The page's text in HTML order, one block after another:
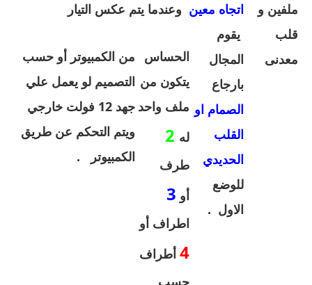
ملفين و
قلب
معدنى
اتجاه معين وعندما يتم عكس التيار
يقوم
المجال
بارجاع
الصمام او
القلب
الحديدي
للوضع
الاول .
الحساس
يتكون من
ملف واحد
له
طرف
أو 3
اطراف أو
4 أطراف
حسب
من الكمبيوتر أو حسب
التصميم لو يعمل علي
جهد 12 فولت خارجي
ويتم التحكم عن طريق
الكمبيوتر .